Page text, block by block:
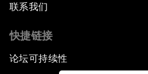
联系我们
快捷链接
论坛可持续性